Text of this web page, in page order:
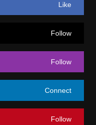
Like
Follow
Follow
Connect
Follow